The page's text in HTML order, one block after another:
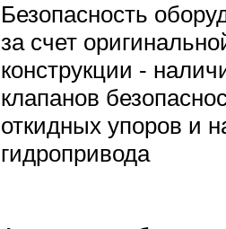
Безопасность
за счет
конструкции -
клапанов
откидных упоров и
гидропривода